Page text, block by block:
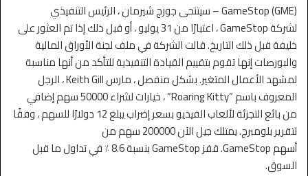
GameStop (GME) – سيتنحى جورج شيرمان ، الرئيس التنفيذي
لشركة GameStop ، اعتبارًا من 31 يوليو ، أو قبل ذلك إذا تم العثور على
خليفة قبل ذلك التاريخ. قالت الشركة في ملف لجنة الأوراق المالية
والبورصات إنها تقوم بتقييم القيادة التنفيذية للتأكد من أنها مناسبة
لمشهد الأعمال المتغير. بشكل منفصل ، مارس Keith Gill ، الرجل
المعروف باسم “Roaring Kitty” ، خيارات لشراء 50000 سهم إضافي
من بائع التجزئة لألعاب الفيديو بسعر إضراب يبلغ 12 دولارًا للسهم ، وفقًا
لتقرير بلومبرج. يمتلك جيل الآن 200000 سهم من
أسهم GameStop. قفز GameStop بنسبة 8.6 ٪ في تداول ما قبل
السوق.